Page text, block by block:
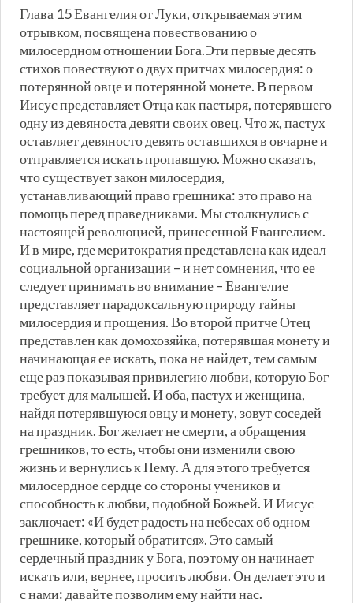
Глава 15 Евангелия от Луки, открываемая этим
отрывком, посвящена повествованию о
милосердном отношении Бога.Эти первые десять
стихов повествуют о двух притчах милосердия: о
потерянной овце и потерянной монете. В первом
Иисус представляет Отца как пастыря, потерявшего
одну из девяноста девяти своих овец. Что ж, пастух
оставляет девяносто девять оставшихся в овчарне и
отправляется искать пропавшую. Можно сказать,
что существует закон милосердия,
устанавливающий право грешника: это право на
помощь перед праведниками. Мы столкнулись с
настоящей революцией, принесенной Евангелием.
И в мире, где меритократия представлена ​​как идеал
социальной организации – и нет сомнения, что ее
следует принимать во внимание – Евангелие
представляет парадоксальную природу тайны
милосердия и прощения. Во второй притче Отец
представлен как домохозяйка, потерявшая монету и
начинающая ее искать, пока не найдет, тем самым
еще раз показывая привилегию любви, которую Бог
требует для малышей. И оба, пастух и женщина,
найдя потерявшуюся овцу и монету, зовут соседей
на праздник. Бог желает не смерти, а обращения
грешников, то есть, чтобы они изменили свою
жизнь и вернулись к Нему. А для этого требуется
милосердное сердце со стороны учеников и
способность к любви, подобной Божьей. И Иисус
заключает: «И будет радость на небесах об одном
грешнике, который обратится». Это самый
сердечный праздник у Бога, поэтому он начинает
искать или, вернее, просить любви. Он делает это и
с нами: давайте позволим ему найти нас.